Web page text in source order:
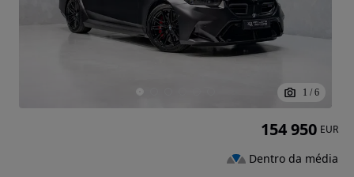
1 / 6
154 950 EUR
Dentro da média